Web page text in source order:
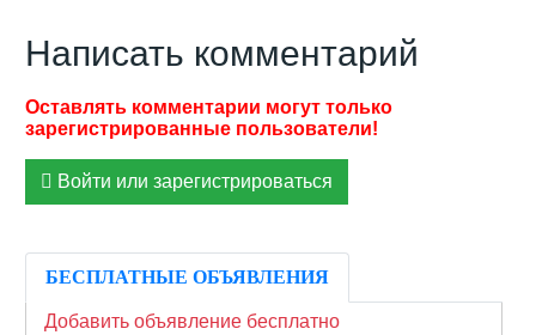
Написать комментарий
Войти или зарегистрироваться
БЕСПЛАТНЫЕ ОБЪЯВЛЕНИЯ
Добавить объявление бесплатно